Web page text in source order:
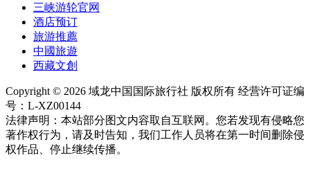
三峡游轮官网
酒店预订
旅游推薦
中國旅遊
西藏文創
Copyright © 2026 域龙中国国际旅行社 版权所有 经营许可证编
号：L-XZ00144
法律声明：本站部分图文内容取自互联网。您若发现有侵略您
著作权行为，请及时告知，我们工作人员将在第一时间删除侵
权作品、停止继续传播。